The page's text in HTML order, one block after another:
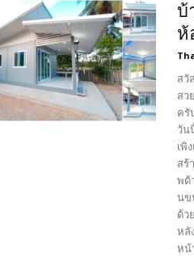
บ้
ห้
สวั
สว
ครั
วัน
เพิ
สร้
พด้
นข
ด้ว
หลั
หน้